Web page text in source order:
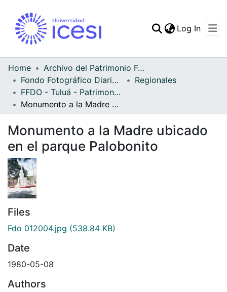
Statistics
Log In
Home
Archivo del Patrimonio Fotográfico y Fílmico del Valle del Cauca
Fondo Fotográfico Diario Occidente
Regionales
FFDO - Tuluá - Patrimonial
Monumento a la Madre ubicado en el parque Palobonito
Monumento a la Madre ubicado
en el parque Palobonito
Files
Fdo 012004.jpg (538.84 KB)
Date
1980-05-08
Authors